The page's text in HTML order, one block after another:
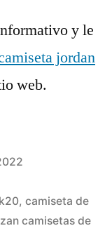
y le
jordan
web.
, camiseta de
camisetas de